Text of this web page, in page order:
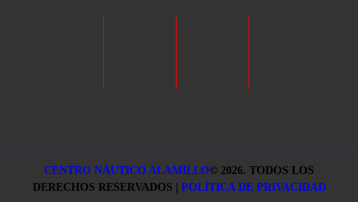
CENTRO NÁUTICO ALAMILLO© 2026. TODOS LOS
DERECHOS RESERVADOS | POLÍTICA DE PRIVACIDAD